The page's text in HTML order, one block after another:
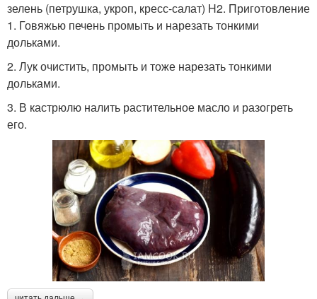
зелень (петрушка, укроп, кресс-салат) H2. Приготовление
1. Говяжью печень промыть и нарезать тонкими
дольками.
2. Лук очистить, промыть и тоже нарезать тонкими
дольками.
3. В кастрюлю налить растительное масло и разогреть
его.